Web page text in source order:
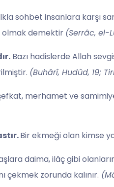
sohbet insanlara karşı
olmak demektir (Serrâc, el-
Bazı hadislerde Allah
(Buhârî, Hudûd, 19;
merhamet ve
Bir ekmeği olan kimse
daima, ilâç gibi
çekmek zorunda kalınır.